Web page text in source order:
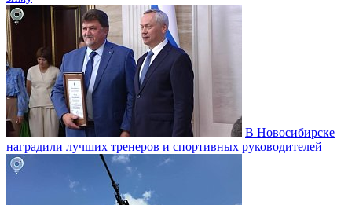
В Новосибирске
наградили лучших тренеров и спортивных руководителей